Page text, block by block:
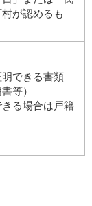
が認めるも
できる書類
等）
る場合は戸籍